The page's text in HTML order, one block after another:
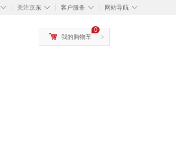
◇ ◇
关注京东 ◇
客户服务 ◇
网站导航
>
0
我的购物车